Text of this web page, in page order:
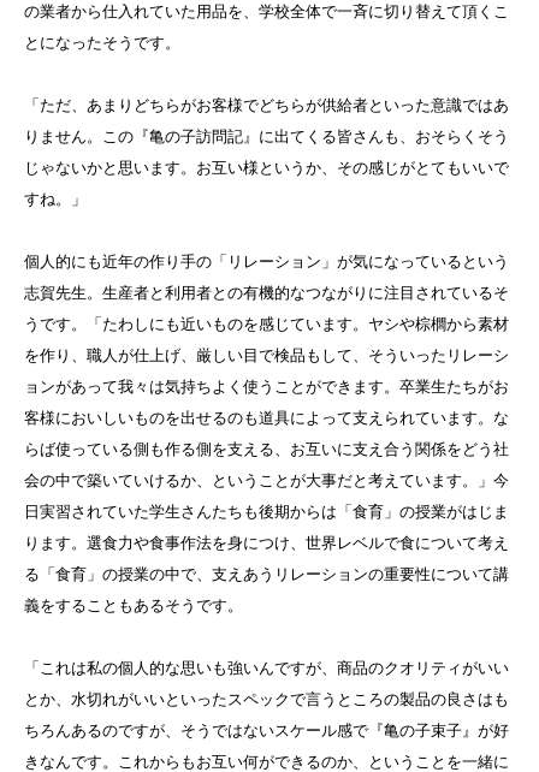
の業者から仕入れていた用品を、学校全体で一斉に切り替えて頂くこ
とになったそうです。
「ただ、あまりどちらがお客様でどちらが供給者といった意識ではあ
りません。この『亀の子訪問記』に出てくる皆さんも、おそらくそう
じゃないかと思います。お互い様というか、その感じがとてもいいで
すね。」
個人的にも近年の作り手の「リレーション」が気になっているという
志賀先生。生産者と利用者との有機的なつながりに注目されているそ
うです。「たわしにも近いものを感じています。ヤシや棕櫚から素材
を作り、職人が仕上げ、厳しい目で検品もして、そういったリレーシ
ョンがあって我々は気持ちよく使うことができます。卒業生たちがお
客様においしいものを出せるのも道具によって支えられています。な
らば使っている側も作る側を支える、お互いに支え合う関係をどう社
会の中で築いていけるか、ということが大事だと考えています。」今
日実習されていた学生さんたちも後期からは「食育」の授業がはじま
ります。選食力や食事作法を身につけ、世界レベルで食について考え
る「食育」の授業の中で、支えあうリレーションの重要性について講
義をすることもあるそうです。
「これは私の個人的な思いも強いんですが、商品のクオリティがいい
とか、水切れがいいといったスペックで言うところの製品の良さはも
ちろんあるのですが、そうではないスケール感で『亀の子束子』が好
きなんです。これからもお互い何ができるのか、ということを一緒に